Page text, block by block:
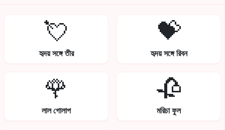
💘
হৃদয় সঙ্গে তীর
💝
হৃদয় সঙ্গে রিবন
🌹
লাল গোলাপ
🥀
মরিচা ফুল